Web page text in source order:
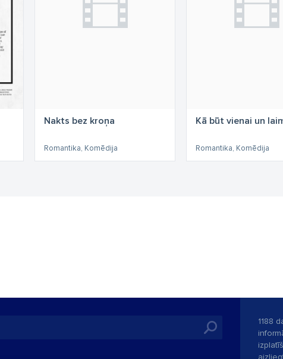
Nakts bez kroņa
Romantika, Komēdija
Kā būt vienai un
Romantika, Komēdija
1188